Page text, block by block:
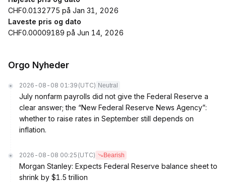
CHF0.0132775 på Jan 31, 2026
Laveste pris og dato
CHF0.00009189 på Jun 14, 2026
Orgo Nyheder
2026-08-08 01:39 (UTC) Neutral
July nonfarm payrolls did not give the Federal Reserve a
clear answer; the “New Federal Reserve News Agency”:
whether to raise rates in September still depends on
inflation.
2026-08-08 00:25 (UTC) Bearish
Morgan Stanley: Expects Federal Reserve balance sheet to
shrink by $1.5 trillion